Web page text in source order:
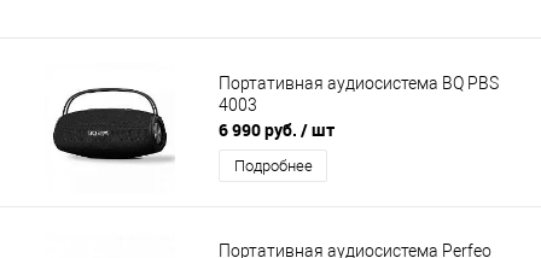
Портативная аудиосистема BQ PBS
4003
6 990 руб. / шт
Подробнее
Портативная аудиосистема Perfeo